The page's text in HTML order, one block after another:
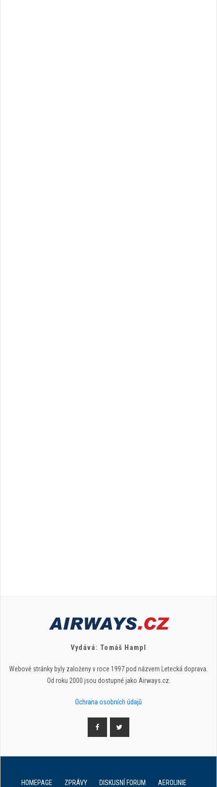
Vydává: Tomáš Hampl
Webové stránky byly založeny v roce 1997 pod názvem Letecká doprava.
Od roku 2000 jsou dostupné jako Airways.cz.
Ochrana osobních údajů
HOMEPAGE ZPRÁVY DISKUSNÍ FORUM AEROLINIE